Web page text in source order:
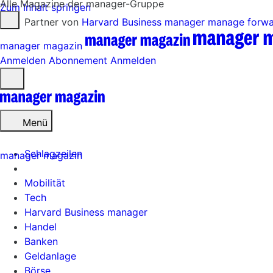
Zum Inhalt springen
Partner von Harvard Business manager manage
manager magazin
Anmelden Abonnement Anmelden
öffnen
Menü
Schlagzeilen
Mobilität
Tech
Harvard Business manager
Handel
Banken
Geldanlage
Börse
Alle Magazine der manager-Gruppe
manager magazin